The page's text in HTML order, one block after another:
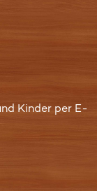
Kinder per E-